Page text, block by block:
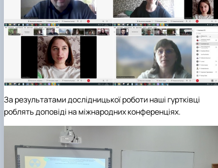
За результатами дослідницької роботи наші гуртківці
роблять доповіді на міжнародних конференціях.